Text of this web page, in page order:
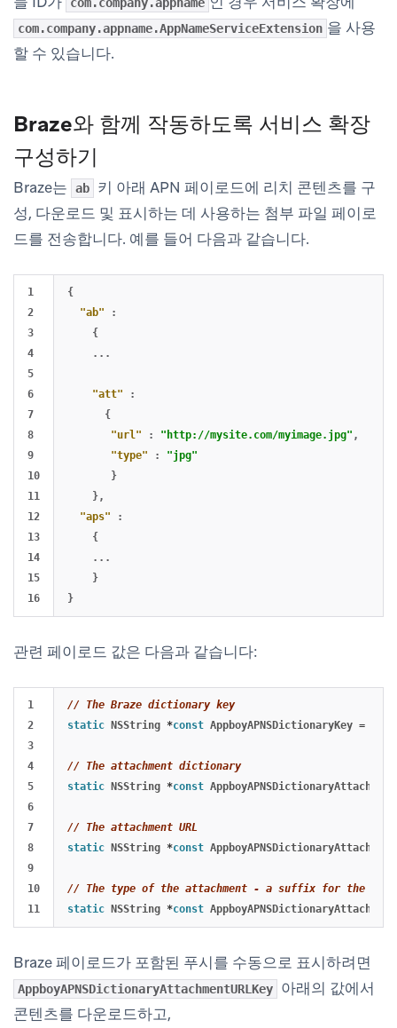
com.company.appname.AppNameServiceExtension 을 사용
할 수 있습니다.
Braze와 함께 작동하도록 서비스 확장
구성하기
Braze는 ab
키 아래 APN 페이로드에 리치 콘텐츠를 구
성, 다운로드 및 표시하는 데 사용하는 첨부 파일 페이로
드를 전송합니다. 예를 들어 다음과 같습니다.
1
2
3
4
5
6
7
8
9
10
11
12
13
14
15
{
"ab"
:
{
...
"att"
:
{
"url"
: "http://mysite.com/myimage.jpg" ,
"type"
:
"jpg"
}
},
"aps"
:
{
...
}
}
관련 페이로드 값은 다음과 같습니다:
1
2
3
4
5
6
7
8
9
10
// The Braze dictionary key
static NSString *const AppboyAPNSDictionaryKey =
// The attachment dictionary
static NSString *const
// The attachment URL
static NSString *const
// The type of the attachment - a suffix for the file
static NSString *const
Braze 페이로드가 포함된 푸시를 수동으로 표시하려면
AppboyAPNSDictionaryAttachmentURLKey
아래의 값에서
콘텐츠를 다운로드하고,